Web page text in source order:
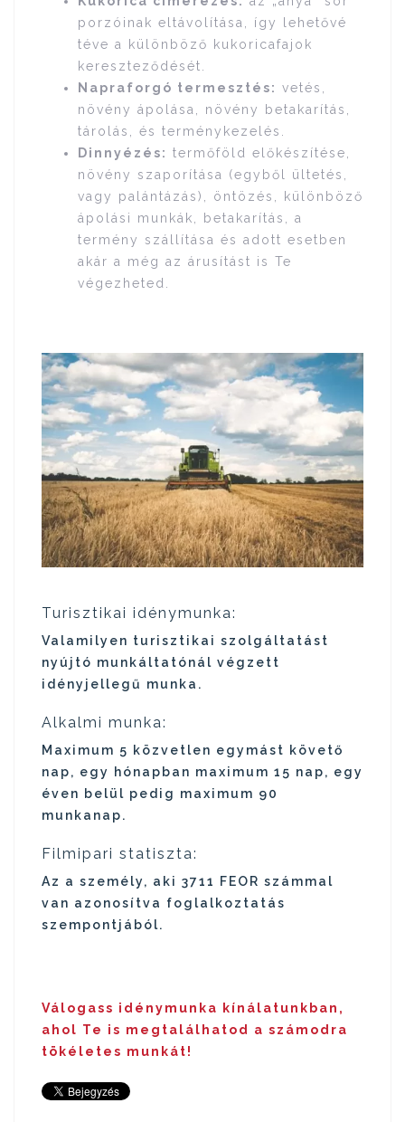
porzóinak eltávolítása, így lehetővé
téve a különböző kukoricafajok
kereszteződését.
Napraforgó termesztés: vetés,
növény ápolása, növény betakarítás,
tárolás, és terménykezelés.
Dinnyézés: termőföld előkészítése,
növény szaporítása (egyből ültetés,
vagy palántázás), öntözés, különböző
ápolási munkák, betakarítás, a
termény szállítása és adott esetben
akár a még az árusítást is Te
végezheted.
Turisztikai idénymunka:
Valamilyen turisztikai szolgáltatást
nyújtó munkáltatónál végzett
idényjellegű munka.
Alkalmi munka:
Maximum 5 közvetlen egymást követő
nap, egy hónapban maximum 15 nap, egy
éven belül pedig maximum 90
munkanap.
Filmipari statiszta:
Az a személy, aki 3711 FEOR számmal
van azonosítva foglalkoztatás
szempontjából.
Válogass idénymunka kínálatunkban,
ahol Te is megtalálhatod a számodra
tökéletes munkát!